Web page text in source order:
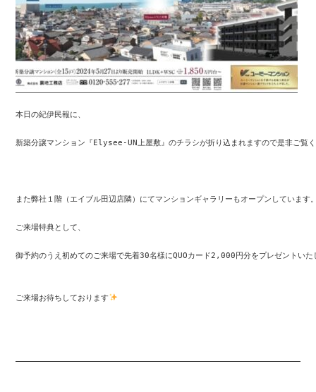
本日の紀伊民報に、
新築分譲マンション『Elysee-UN上屋敷』のチラシが折り込まれますので是非ご
また弊社１階（エイブル田辺店隣）にてマンションギャラリーもオープンしています
ご来場特典として、
御予約のうえ初めてのご来場で先着30名様にQUOカード2,000円分をプレゼント
ご来場お待ちしております